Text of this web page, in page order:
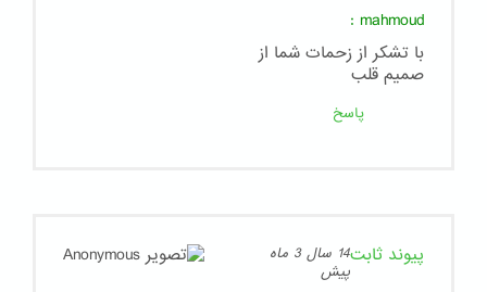
mahmoud
:
با تشکر از زحمات شما از
صمیم قلب
پاسخ
پیوند ثابت
14 سال 3 ماه
پیش